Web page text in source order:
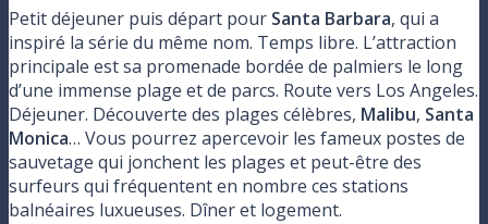
Petit déjeuner puis départ pour Santa Barbara, qui a
inspiré la série du même nom. Temps libre. L’attraction
principale est sa promenade bordée de palmiers le long
d’une immense plage et de parcs. Route vers Los Angeles.
Déjeuner. Découverte des plages célèbres, Malibu, Santa
Monica… Vous pourrez apercevoir les fameux postes de
sauvetage qui jonchent les plages et peut-être des
surfeurs qui fréquentent en nombre ces stations
balnéaires luxueuses. Dîner et logement.